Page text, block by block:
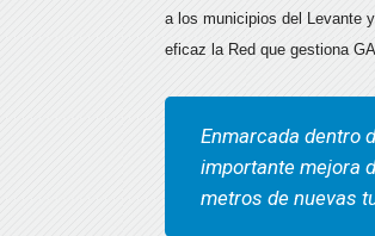
a los municipios del Levante
eficaz la Red que gestiona
Enmarcada dentro
importante mejora
metros de nuevas